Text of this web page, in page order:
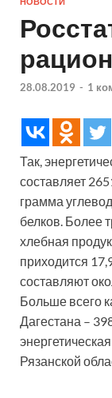
28.08.2019 - 1
Так,
составляет
грамма
белков. Более
хлебная
приходится
составляют
Больше всего
Дагестана –
Рязанской